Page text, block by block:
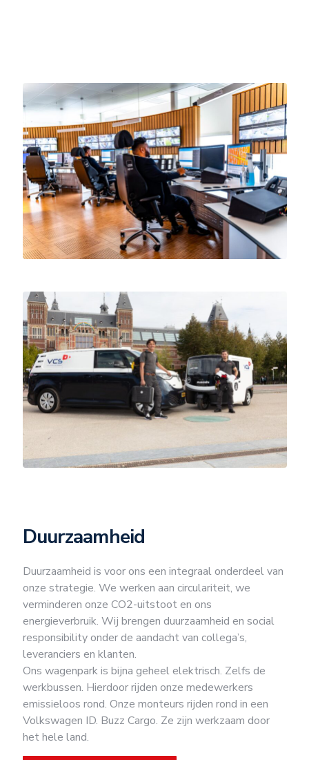
Duurzaamheid
Duurzaamheid is voor ons een integraal onderdeel van
onze strategie. We werken aan circulariteit, we
verminderen onze CO2-uitstoot en ons
energieverbruik. Wij brengen duurzaamheid en social
responsibility onder de aandacht van collega’s,
leveranciers en klanten.
Ons wagenpark is bijna geheel elektrisch. Zelfs de
werkbussen. Hierdoor rijden onze medewerkers
emissieloos rond. Onze monteurs rijden rond in een
Volkswagen ID. Buzz Cargo. Ze zijn werkzaam door
het hele land.